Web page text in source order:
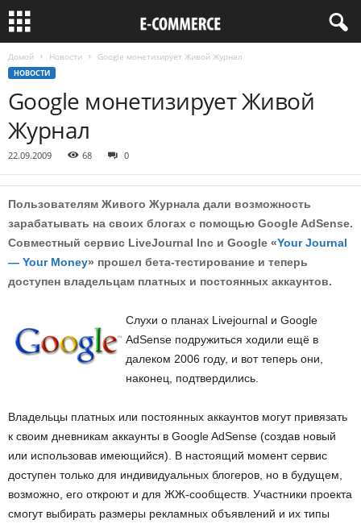
Домой Новости Google монетизирует Живой Журнал
НОВОСТИ
Google монетизирует Живой
Журнал
22.09.2009 68 0
Пользователям Живого Журнала дали возможность
зарабатывать на своих блогах с помощью Google AdSense.
Совместный сервис LiveJournal Inc и Google «Your Journal
— Your Money» прошел бета-тестирование и теперь
доступен владельцам платных и постоянных аккаунтов.
Слухи о планах Livejournal и Google
AdSense подружиться ходили ещё в
далеком 2006 году, и вот теперь они,
наконец, подтвердились.
Владельцы платных или постоянных аккаунтов могут привязать
к своим дневникам аккаунты в Google AdSense (создав новый
или использовав имеющийся). В настоящий момент сервис
доступен только для индивидуальных блогеров, но в будущем,
возможно, его откроют и для ЖЖ-сообществ. Участники проекта
смогут выбирать размеры рекламных объявлений и их типы